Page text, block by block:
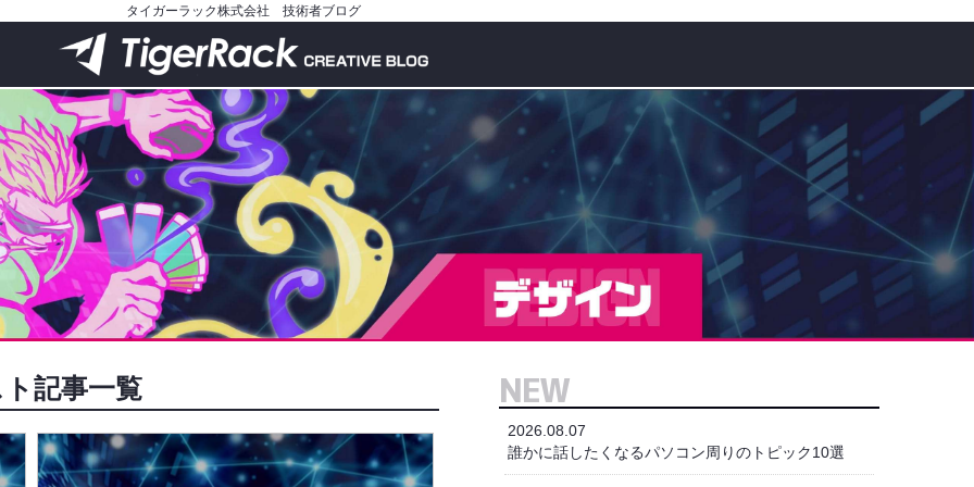
タイガーラック株式会社 技術者ブログ
記事一覧 NEW
2026.08.07
誰かに話したくなるパソコン周りのトピック10選